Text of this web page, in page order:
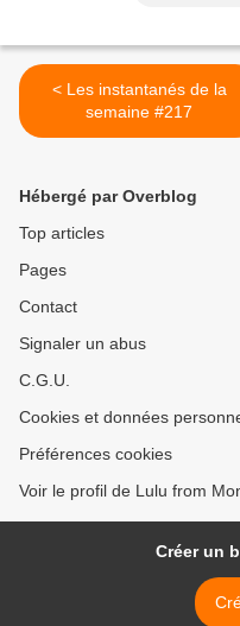
< Les instantanés de la
semaine #217
Hébergé par Overblog
Top articles
Pages
Contact
Signaler un abus
C.G.U.
Cookies et données
Préférences cookies
Voir le profil de Lulu from
Créer un